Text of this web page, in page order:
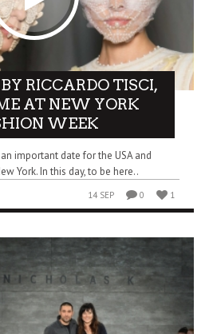
RICCARDO TISCI,
AT NEW YORK
WEEK
important date for the USA and
York. In this day, to be here..
14 SEP 0 1